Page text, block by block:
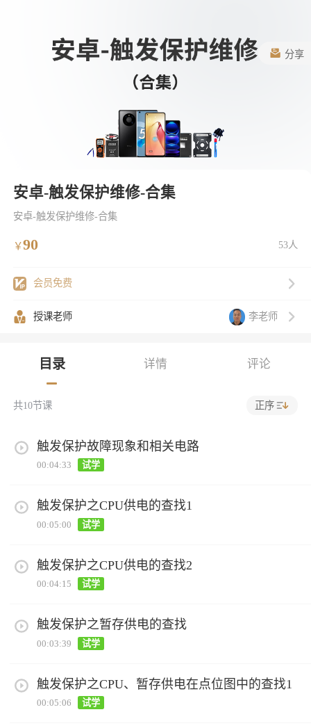
分享
安卓-触发保护维修-合集
安卓-触发保护维修-合集
￥90 53人
会员免费
授课老师 李老师
目录 详情 评论
共10节课 正序
触发保护故障现象和相关电路
00:04:33 试学
触发保护之CPU供电的查找1
00:05:00 试学
触发保护之CPU供电的查找2
00:04:15 试学
触发保护之暂存供电的查找
00:03:39 试学
触发保护之CPU、暂存供电在点位图中的查找1
00:05:06 试学